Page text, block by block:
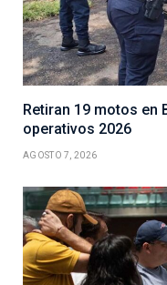
Retiran 19 motos en
operativos 2026
AGOSTO 7, 2026